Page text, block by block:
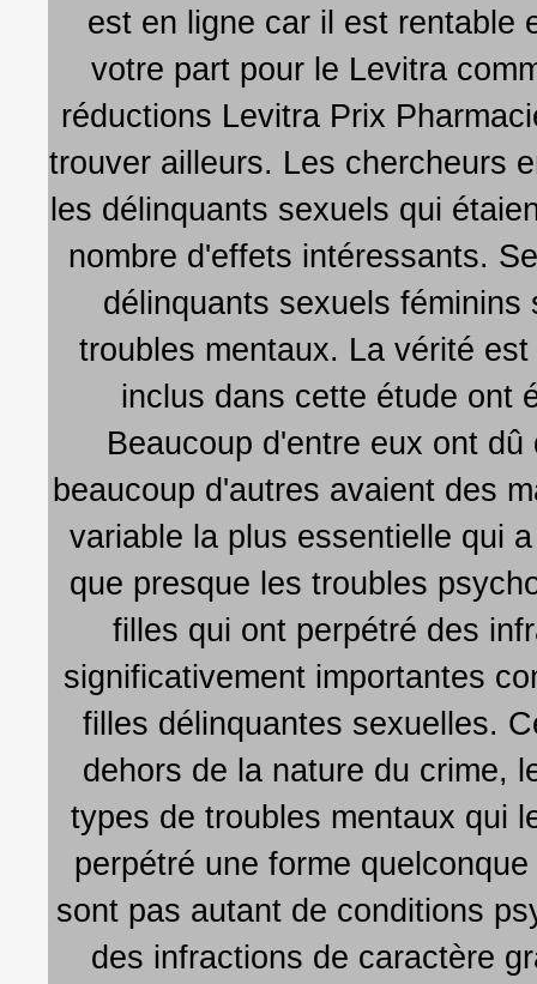
est en ligne car il est rentable
votre part pour le Levitra
réductions Levitra Prix
trouver ailleurs. Les chercheurs
les délinquants sexuels qui
nombre d'effets intéressants.
délinquants sexuels
troubles mentaux. La vérité
inclus dans cette étude ont
Beaucoup d'entre eux ont
beaucoup d'autres avaient des
variable la plus essentielle qui
que presque les troubles
filles qui ont perpétré des
significativement importantes
filles délinquantes sexuelles.
dehors de la nature du crime,
types de troubles mentaux qui
perpétré une forme
sont pas autant de conditions
des infractions de caractère